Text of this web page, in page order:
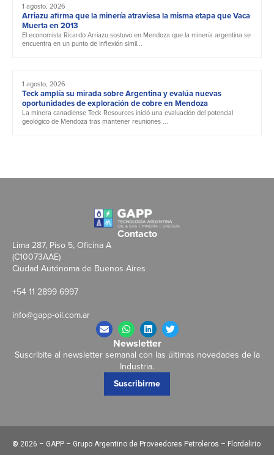
1 agosto, 2026
Arriazu afirma que la minería atraviesa la misma etapa que Vaca
Muerta en 2013
El economista Ricardo Arriazu sostuvo en Mendoza que la minería argentina se
encuentra en un punto de inflexión simil...
1 agosto, 2026
Teck amplía su mirada sobre Argentina y evalúa nuevas
oportunidades de exploración de cobre en Mendoza
La minera canadiense Teck Resources inició una evaluación del potencial
geológico de Mendoza tras mantener reuniones ...
Contacto
Lima 287, Piso 5, Oficina A
(C10073AAE)
Ciudad Autónoma de Buenos Aires
+54 11 2899 6997
info@gapp-oil.com.ar
Newsletter
Suscribite al newsletter semanal con las últimas novedades de la
Industria.
Suscribirme
© 2026 – GAPP – Grupo Argentino de Proveedores Petroleros – Flordelirio